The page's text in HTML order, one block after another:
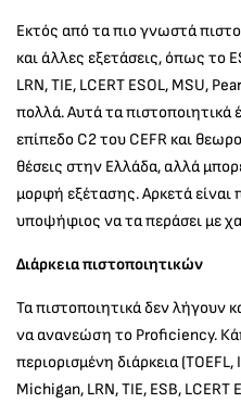
Εκτός από τα πιο γνωστά
και άλλες εξετάσεις, όπως το
LRN, TIE, LCERT ESOL, MSU,
πολλά. Αυτά τα πιστοποιητικά
επίπεδο C2 του CEFR και
θέσεις στην Ελλάδα, αλλά
μορφή εξέτασης. Αρκετά είναι
υποψήφιος να τα περάσει με
Διάρκεια πιστοποιητικών
Τα πιστοποιητικά δεν λήγουν
να ανανεώση το Proficiency.
περιορισμένη διάρκεια
Michigan, LRN, TIE, ESB, LCERT